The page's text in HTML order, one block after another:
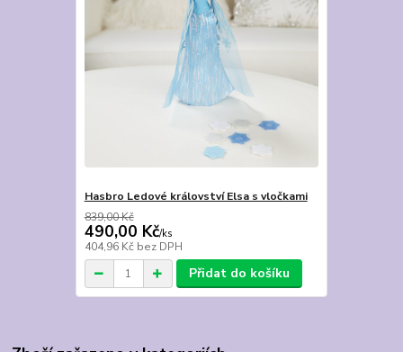
Hasbro Ledové království Elsa s vločkami
839,00 Kč
490,00 Kč/ks
404,96 Kč bez DPH
Přidat do košíku